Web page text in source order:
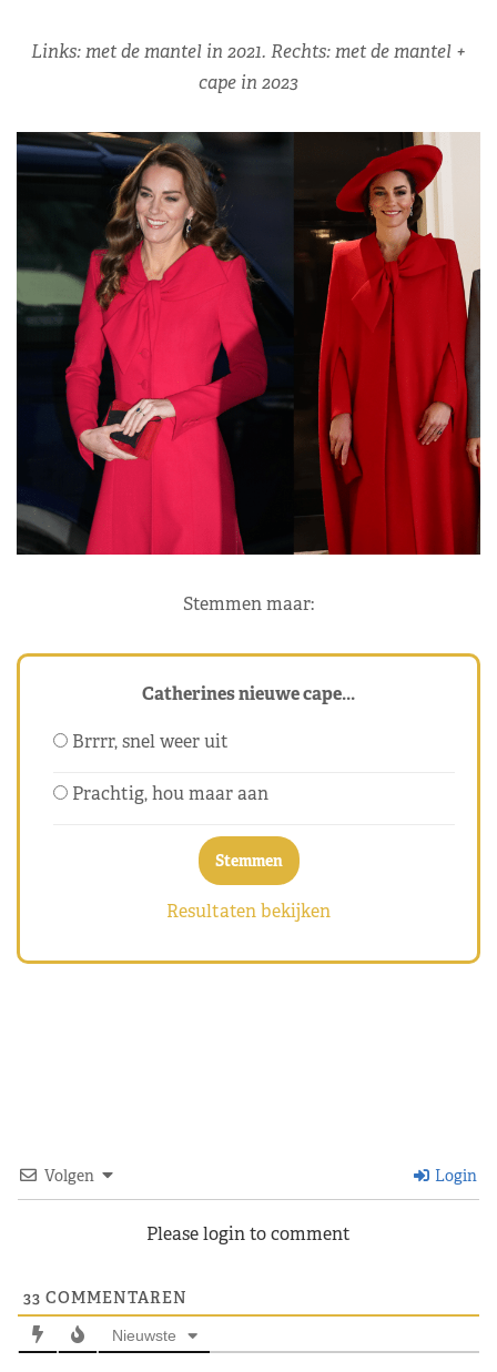
Links: met de mantel in 2021. Rechts: met de mantel +
cape in 2023
Stemmen maar:
Catherines nieuwe cape...
Brrrr, snel weer uit
Prachtig, hou maar aan
Resultaten bekijken
Volgen Login
Please login to comment
33 COMMENTAREN
Nieuwste